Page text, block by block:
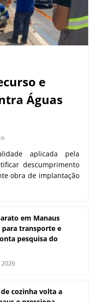
e
Águas
aplicada pela
descumprimento
obra de implantação
em Manaus
transporte e
pesquisa do
2026
cozinha volta a